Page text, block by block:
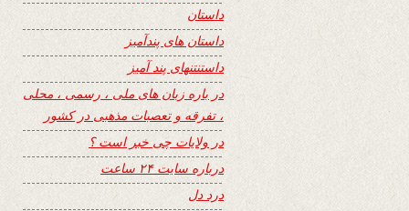
داستان
داستان های پندآمیز
داستنتنهای پند آمیز
در باره زبان های ملی ، رسمی ، محلی
، تفرقه و تعصبات مذهبی در کشور
در ولایات چی خبر است ؟
درباره سایت ۲۴ ساعت
درد دل